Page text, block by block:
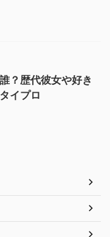
？歴代彼女や好き
イプロ